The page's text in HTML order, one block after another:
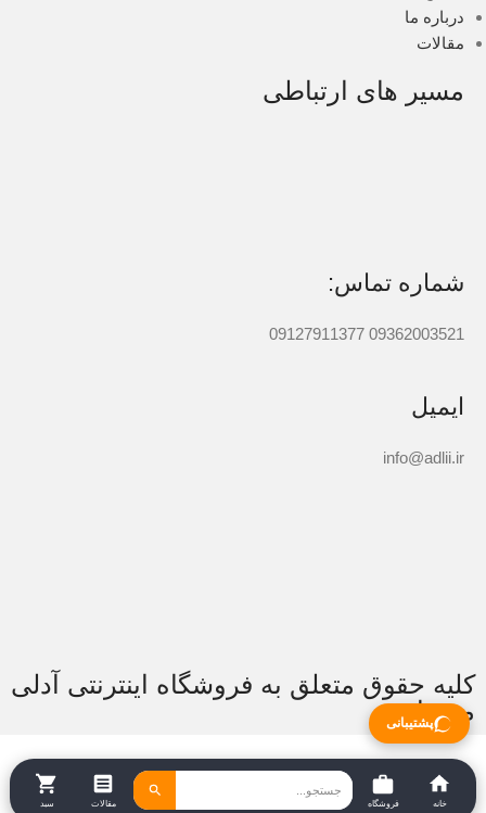
درباره ما
مقالات
مسیر های ارتباطی
شماره تماس:
09362003521 09127911377
ایمیل
info@adlii.ir
کلیه حقوق متعلق به فروشگاه اینترنتی آدلی
می باشد.
پشتیبانی
خانه فروشگاه مقالات سبد